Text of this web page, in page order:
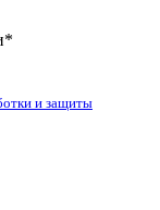
и защиты